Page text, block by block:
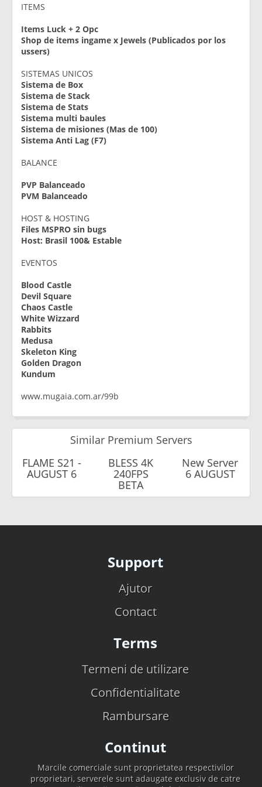
ITEMS
Items Luck + 2 Opc
Shop de items ingame x Jewels (Publicados por los
ussers)
SISTEMAS UNICOS
Sistema de Box
Sistema de Stack
Sistema de Stats
Sistema multi baules
Sistema de misiones (Mas de 100)
Sistema Anti Lag (F7)
BALANCE
PVP Balanceado
PVM Balanceado
HOST & HOSTING
Files MSPRO sin bugs
Host: Brasil 100& Estable
EVENTOS
Blood Castle
Devil Square
Chaos Castle
White Wizzard
Rabbits
Medusa
Skeleton King
Golden Dragon
Kundum
www.mugaia.com.ar/99b
Similar Premium Servers
FLAME S21 -
AUGUST 6
BLESS 4K
240FPS
BETA
New Server
6 AUGUST
Support
Ajutor
Contact
Terms
Termeni de utilizare
Confidentialitate
Rambursare
Continut
Marcile comerciale sunt proprietatea respectivilor
proprietari, serverele sunt adaugate exclusiv de catre